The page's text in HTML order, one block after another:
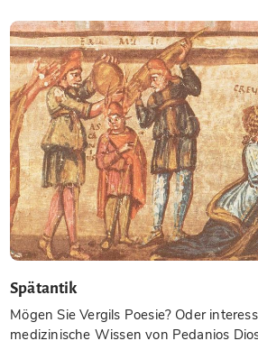
Spätantik
Mögen Sie Vergils Poesie? Oder
medizinische Wissen von Pedanios